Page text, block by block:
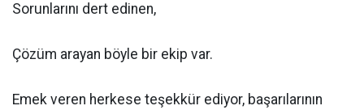
Sorunlarını dert edinen,
Çözüm arayan böyle bir ekip var.
Emek veren herkese teşekkür ediyor, başarılarının